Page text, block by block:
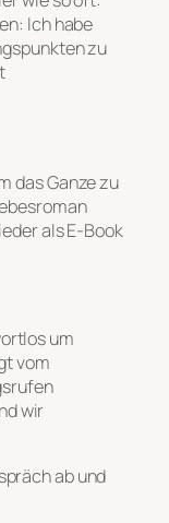
Ich habe
zu
das Ganze zu
als E-Book
um
vom
wir
ab und